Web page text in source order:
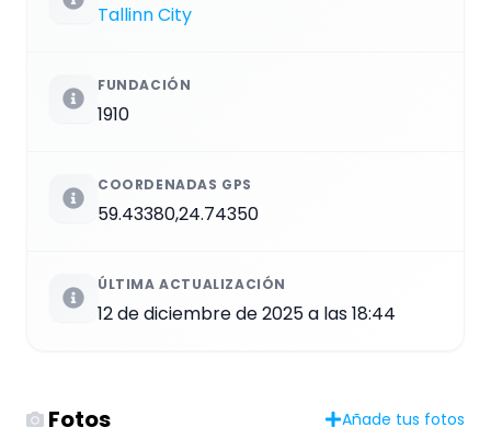
Tallinn City
FUNDACIÓN
1910
COORDENADAS GPS
59.43380,24.74350
ÚLTIMA ACTUALIZACIÓN
12 de diciembre de 2025 a las 18:44
Fotos Añade tus fotos